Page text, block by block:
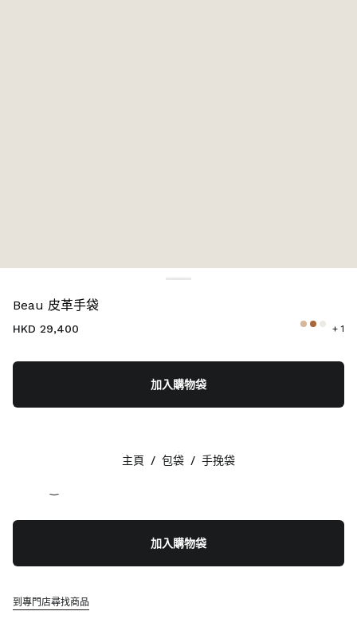
Beau 皮革手袋
HKD 29,400 + 1
加入購物袋
加入購物袋
到專門店尋找商品
主頁 / 包袋 / 手挽袋
+852 2603 9501
聯絡方法